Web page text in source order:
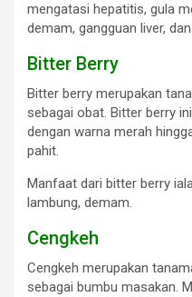
mengatasi hepatitis, gula
demam, gangguan liver,
Bitter Berry
Bitter berry merupakan
sebagai obat. Bitter berry
dengan warna merah
pahit.
Manfaat dari bitter berry
lambung, demam.
Cengkeh
Cengkeh merupakan
sebagai bumbu masakan.